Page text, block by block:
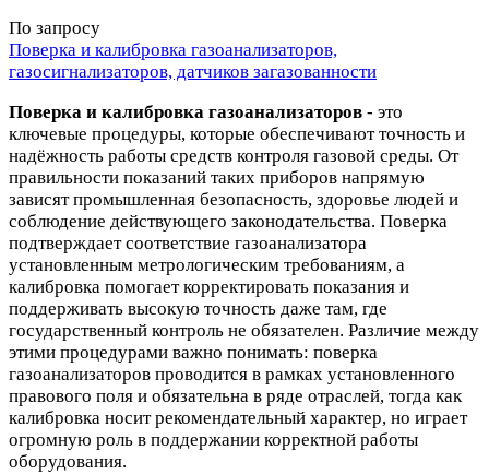
По запросу
Поверка и калибровка газоанализаторов,
газосигнализаторов, датчиков загазованности
Поверка и калибровка газоанализаторов - это
ключевые процедуры, которые обеспечивают точность и
надёжность работы средств контроля газовой среды. От
правильности показаний таких приборов напрямую
зависят промышленная безопасность, здоровье людей и
соблюдение действующего законодательства. Поверка
подтверждает соответствие газоанализатора
установленным метрологическим требованиям, а
калибровка помогает корректировать показания и
поддерживать высокую точность даже там, где
государственный контроль не обязателен. Различие между
этими процедурами важно понимать: поверка
газоанализаторов проводится в рамках установленного
правового поля и обязательна в ряде отраслей, тогда как
калибровка носит рекомендательный характер, но играет
огромную роль в поддержании корректной работы
оборудования.